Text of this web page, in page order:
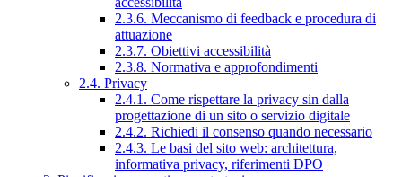
2.3.6. Meccanismo di feedback e procedura di
attuazione
2.3.7. Obiettivi accessibilità
2.3.8. Normativa e approfondimenti
2.4. Privacy
2.4.1. Come rispettare la privacy sin dalla
progettazione di un sito o servizio digitale
2.4.2. Richiedi il consenso quando necessario
2.4.3. Le basi del sito web: architettura,
informativa privacy, riferimenti DPO